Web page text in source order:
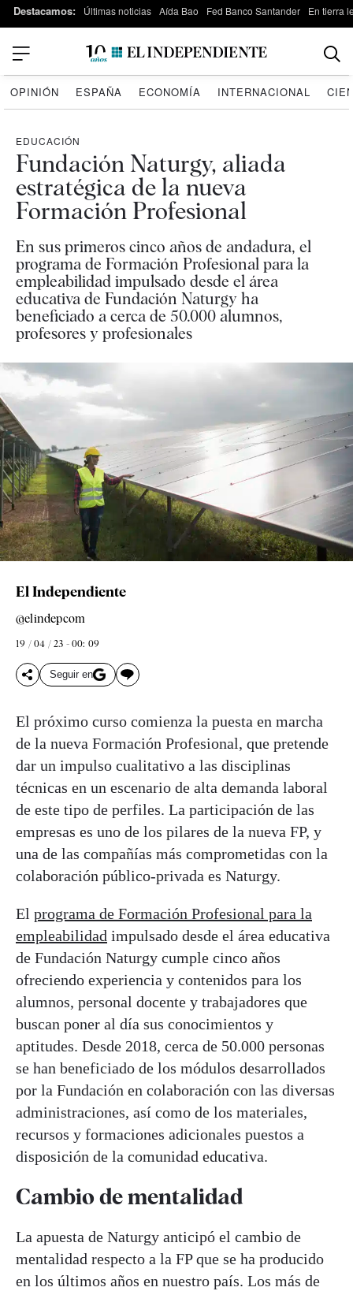
Destacamos: Últimas noticias Aída Bao Fed Banco Santander En tierra
OPINIÓN ESPAÑA ECONOMÍA INTERNACIONAL
EDUCACIÓN
Fundación Naturgy, aliada
estratégica de la nueva
Formación Profesional
En sus primeros cinco años de andadura, el
programa de Formación Profesional para la
empleabilidad impulsado desde el área
educativa de Fundación Naturgy ha
beneficiado a cerca de 50.000 alumnos,
profesores y profesionales
El Independiente
@elindepcom
19 / 04 / 23 - 00: 09
Seguir en
El próximo curso comienza la puesta en marcha
de la nueva Formación Profesional, que pretende
dar un impulso cualitativo a las disciplinas
técnicas en un escenario de alta demanda laboral
de este tipo de perfiles. La participación de las
empresas es uno de los pilares de la nueva FP, y
una de las compañías más comprometidas con la
colaboración público-privada es Naturgy.
El programa de Formación Profesional para la
empleabilidad impulsado desde el área educativa
de Fundación Naturgy cumple cinco años
ofreciendo experiencia y contenidos para los
alumnos, personal docente y trabajadores que
buscan poner al día sus conocimientos y
aptitudes. Desde 2018, cerca de 50.000 personas
se han beneficiado de los módulos desarrollados
por la Fundación en colaboración con las diversas
administraciones, así como de los materiales,
recursos y formaciones adicionales puestos a
disposición de la comunidad educativa.
Cambio de mentalidad
La apuesta de Naturgy anticipó el cambio de
mentalidad respecto a la FP que se ha producido
en los últimos años en nuestro país. Los más de